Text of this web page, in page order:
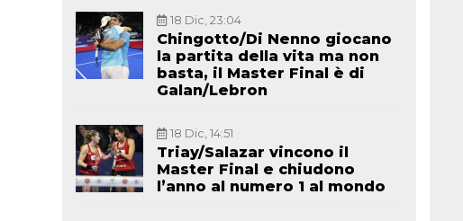
18 Dic, 23:04
Chingotto/Di Nenno giocano
la partita della vita ma non
basta, il Master Final è di
Galan/Lebron
18 Dic, 14:51
Triay/Salazar vincono il
Master Final e chiudono
l’anno al numero 1 al mondo